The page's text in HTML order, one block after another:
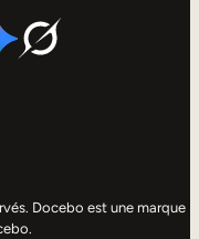
Docebo est une marque